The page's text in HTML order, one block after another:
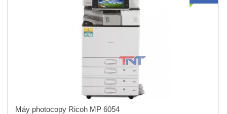
Máy photocopy Ricoh MP 6054